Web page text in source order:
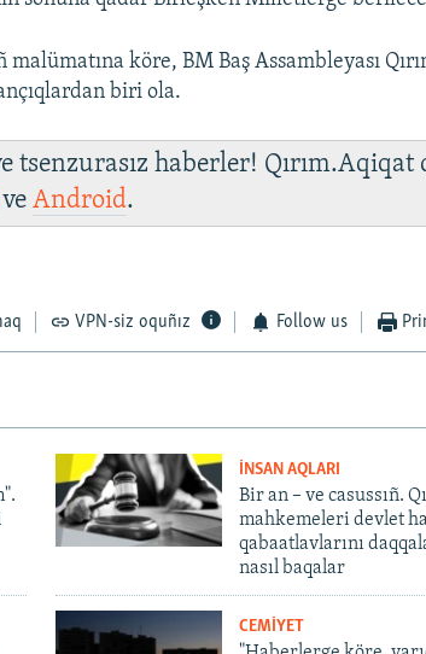
malümatına köre, BM Baş Assambleyası
biri ola.
tsenzurasız haberler! Qırım.Aqiqat
veAndroid.
VPN-siz oquñız Follow us
İNSAN AQLARI
Bir an – ve casussıñ.
mahkemeleri devlet
qabaatlavlarını
nasıl baqalar
CEMİYET